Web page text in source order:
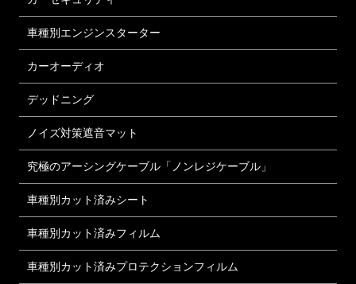
車種別エンジンスターター
カーオーディオ
デッドニング
ノイズ対策遮音マット
究極のアーシングケーブル「ノンレジケーブル」
車種別カット済みシート
車種別カット済みフィルム
車種別カット済みプロテクションフィルム